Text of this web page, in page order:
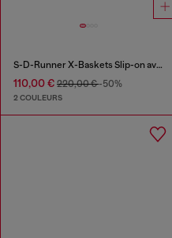
S-D-Runner X-Baskets Slip-on avec cou-de-pied Oval D mat
110,00 € 220,00 €-50%
2 COULEURS